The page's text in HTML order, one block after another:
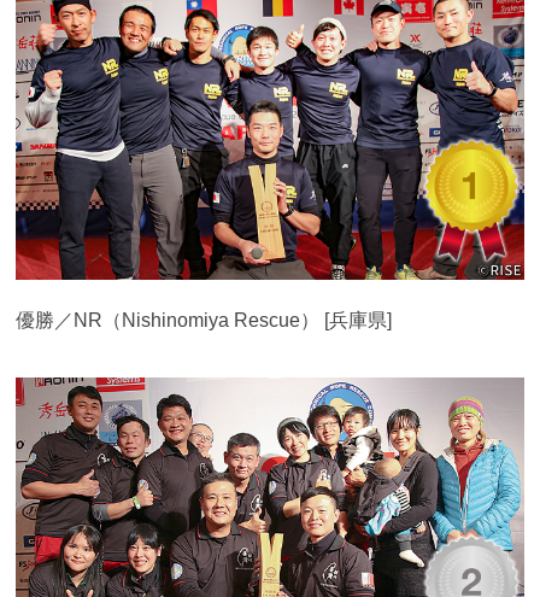
優勝／NR（Nishinomiya Rescue） [兵庫県]